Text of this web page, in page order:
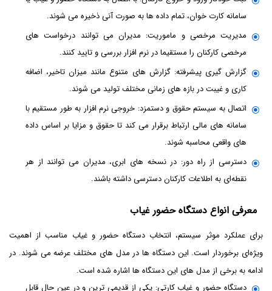
سامانه کارت خوان، تمام داده ها به صورت آنی ذخیره می شوند.
مدیریت مرخصی و ماموریت: مدیران می توانند درخواست های
مرخصی کارکنان را مستقیما در نرم افزار بررسی و تایید کنند.
گزارش گیری پیشرفته: گزارش های متنوع مانند میزان تاخیر، اضافه
کاری و غیبت در بازه های زمانی مختلف تولید می شوند.
اتصال به سیستم حقوق و دستمزد: خروجی نرم افزار به طور مستقیم با
سامانه های مالی ارتباط برقرار می کند تا حقوق و مزایا بر اساس داده
های واقعی محاسبه شوند.
دسترسی از راه دور: در نسخه های ابری، مدیران می توانند از هر
نقطه‌ای به اطلاعات کارکنان دسترسی داشته باشند.
معرفی انواع دستگاه حضور غیاب
برای عملکرد موثر سیستم، انتخاب دستگاه حضور و غیاب مناسب از اهمیت
ویژه‌ای برخوردار است. این دستگاه ها در مدل های مختلف عرضه می شوند. در
ادامه به برخی از مدل های این دستگاه ها اشاره شده است.
دستگاه حضور و غیاب کارتی: یکی از قدیمی ترین و در عین حال قابل